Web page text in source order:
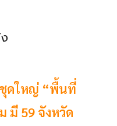
ดใหญ่ “พื้นที่
มี 59 จังหวัด